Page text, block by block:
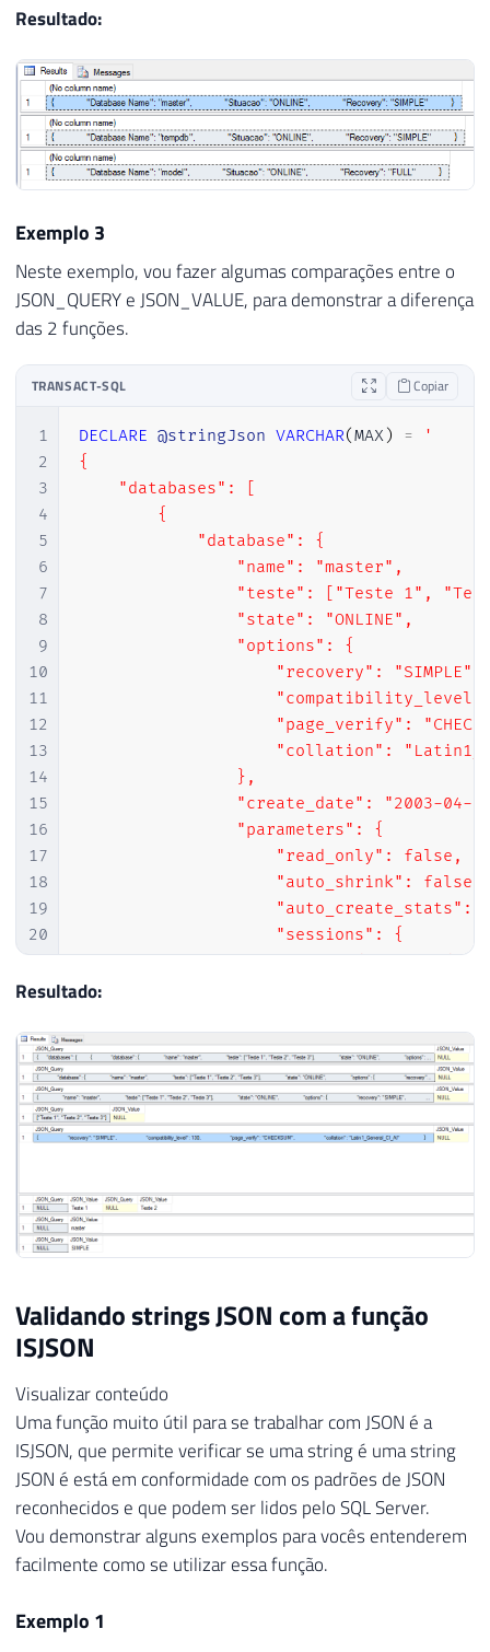
22
24
25
26
27
28
30
32
33
34
36
38
39
            "Recovery": "SIMPLE"
        {
            "Database Name": "CLR",
            "Situacao": "ONLINE",
            "Recovery": "SIMPLE"
        },
"Database Name":
            "Recovery": "SIMPLE"
        }
    ]
SELECT
JSON_QUERY(@stringJson,
SELECT
Resultado:
Exemplo 3
Neste exemplo, vou fazer algumas comparações entre o
JSON_QUERY e JSON_VALUE, para demonstrar a diferença
das 2 funções.
TRANSACT-SQL Copiar
1
2
3
4
5
6
7
8
9
10
11
12
13
14
15
16
17
18
19
20
21
22
24
25
26
27
28
30
31
32
34
35
36
38
39
40
41
42
43
44
46
DECLARE @stringJson VARCHAR(MAX) =
'
{
    "databases": [
        {
            "database": {
                "name": "master",
"teste": ["Teste 1",
                "state": "ONLINE",
                "options": {
                    "recovery": "SIMPLE",
"page_verify":
"collation":
                },
"create_date": "2003-04-
                "parameters": {
                    "read_only": false,
                    "auto_shrink": false,
"auto_create_stats":
                    "sessions": {
"ansi_nulls":
"arithabort":
                    }
                },
"user_access":
            }
        {
            "database": {
                "name": "tempdb",
                "state": "ONLINE",
                "options": {
                    "recovery": "SIMPLE",
"page_verify":
"collation":
                },
"create_date": "2017-02-
                "parameters": {
                    "read_only": false,
                    "auto_shrink": false,
                    "sessions": {
Resultado:
Validando strings JSON com a função
ISJSON
Visualizar conteúdo
Uma função muito útil para se trabalhar com JSON é a
ISJSON, que permite verificar se uma string é uma string
JSON é está em conformidade com os padrões de JSON
reconhecidos e que podem ser lidos pelo SQL Server.
Vou demonstrar alguns exemplos para vocês entenderem
facilmente como se utilizar essa função.
Exemplo 1